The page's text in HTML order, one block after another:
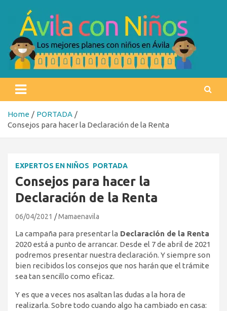
content
Ávila con niños
Home
PORTADA
Consejos para hacer la Declaración de la Renta
EXPERTOS EN NIÑOS PORTADA
Consejos para hacer la
Declaración de la Renta
06/04/2021 Mamaenavila
La campaña para presentar la Declaración de la Renta
2020 está a punto de arrancar. Desde el 7 de abril de 2021
podremos presentar nuestra declaración. Y siempre son
bien recibidos los consejos que nos harán que el trámite
sea tan sencillo como eficaz.
Y es que a veces nos asaltan las dudas a la hora de
realizarla. Sobre todo cuando algo ha cambiado en casa: